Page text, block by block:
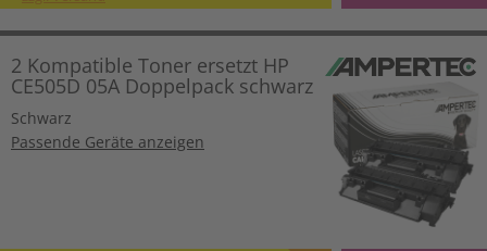
2 Kompatible Toner ersetzt HP
CE505D 05A Doppelpack schwarz
Schwarz
Passende Geräte anzeigen